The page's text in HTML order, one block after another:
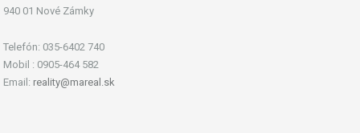
940 01 Nové Zámky
Telefón: 035-6402 740
Mobil : 0905-464 582
Email: reality@mareal.sk